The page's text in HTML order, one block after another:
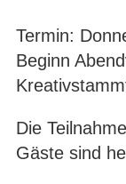
Termin:
Beginn
Die
Gäste sind